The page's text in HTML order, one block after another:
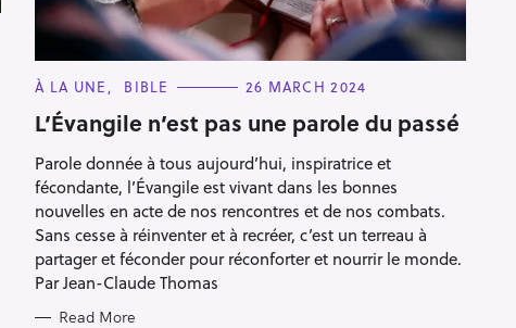
C
T
E
O
R
I
E
S
À LA UNE BIBLE 26 MARCH 2024
L’Évangile n’est pas une parole du passé
Parole donnée à tous aujourd’hui, inspiratrice et
fécondante, l’Évangile est vivant dans les bonnes
nouvelles en acte de nos rencontres et de nos combats.
Sans cesse à réinventer et à recréer, c’est un terreau à
partager et féconder pour réconforter et nourrir le monde.
Par Jean-Claude Thomas
Read More